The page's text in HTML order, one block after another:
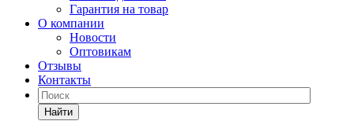
Гарантия на товар
О компании
Новости
Оптовикам
Отзывы
Контакты
Найти